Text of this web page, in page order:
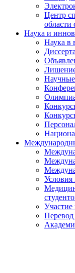
Центр
области
Наука и
Наука в
Условия
Перевод